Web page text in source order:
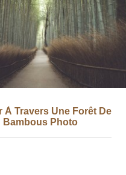
À Travers Une Forêt De
Bambous Photo